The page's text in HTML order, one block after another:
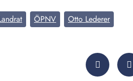
ÖPNV Otto Lederer